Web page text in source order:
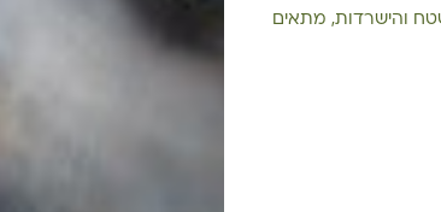
והישרדות, מתאים